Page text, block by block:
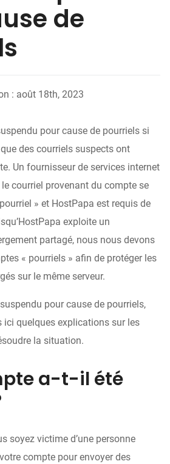
de
: août 18th, 2023
pour cause de pourriels si
des courriels suspects ont
Un fournisseur de services internet
courriel provenant du compte se
» et HostPapa est requis de
exploite un
partagé, nous nous devons
« pourriels » afin de protéger les
sur le même serveur.
pour cause de pourriels,
ici quelques explications sur les
la situation.
a-t-il été
soyez victime d’une personne
compte pour envoyer des